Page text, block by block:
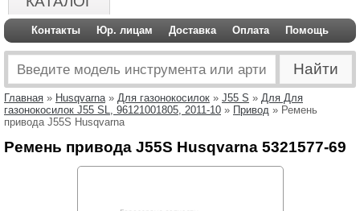
Контакты Юр. лицам Доставка Оплата Помощь
Главная » Husqvarna» Для газонокосилок » J55 S » Для Для
газонокосилок J55 SL, 96121001805, 2011-10 » Привод » Ремень
привода J55S Husqvarna
Ремень привода J55S Husqvarna 5321577-69